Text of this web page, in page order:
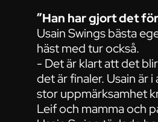
”Han har gjort det
Usain Swings bästa
häst med tur också.
- Det är klart att det
det är finaler. Usain är
stor uppmärksamhet
Leif och mamma och